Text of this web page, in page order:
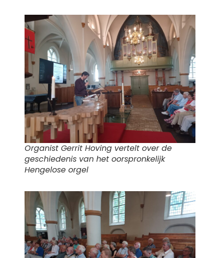
Organist Gerrit Hoving vertelt over de
geschiedenis van het oorspronkelijk
Hengelose orgel